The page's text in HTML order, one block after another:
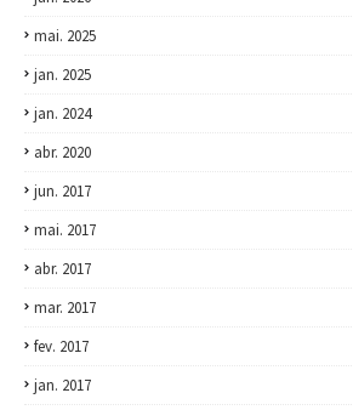
mai. 2025
jan. 2025
jan. 2024
abr. 2020
jun. 2017
mai. 2017
abr. 2017
mar. 2017
fev. 2017
jan. 2017